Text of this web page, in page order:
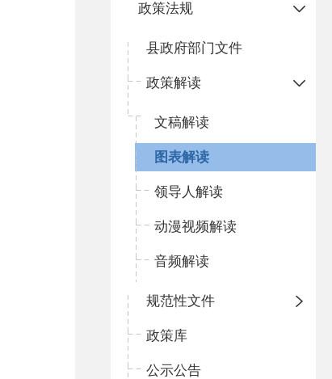
政策法规
县政府部门文件
政策解读
文稿解读
图表解读
领导人解读
动漫视频解读
音频解读
规范性文件
政策库
公示公告